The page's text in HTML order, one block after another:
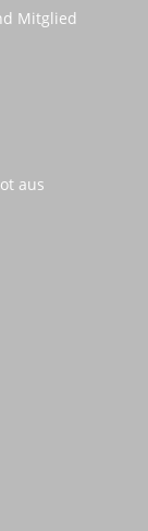
Mitglied
aus